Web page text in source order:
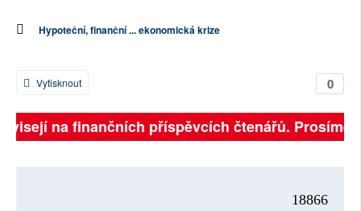
Hypoteční, finanční ... ekonomická krize
0
Vytisknout
na finančních příspěvcích čtenářů. Prosíme,
18866